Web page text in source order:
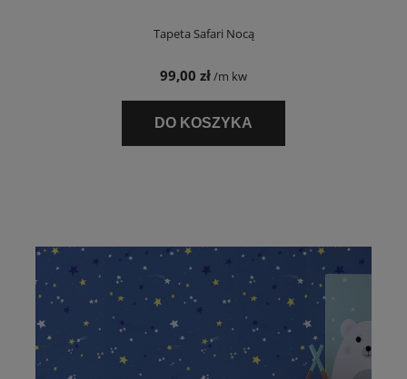
Tapeta Safari Nocą
99,00 zł/m kw
DO KOSZYKA